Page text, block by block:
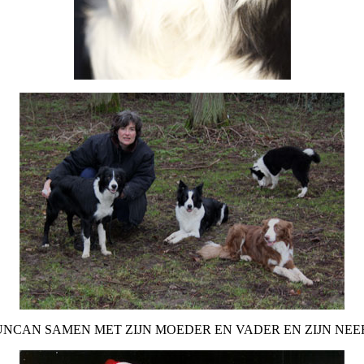
SAMEN MET ZIJN MOEDER EN VADER EN ZIJN